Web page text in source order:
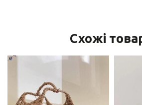
Схожі